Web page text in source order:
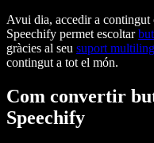
Avui dia, accedir a contingut
Speechify permet escoltar
gràcies al seu suport
contingut a tot el món.
Com convertir
Speechify